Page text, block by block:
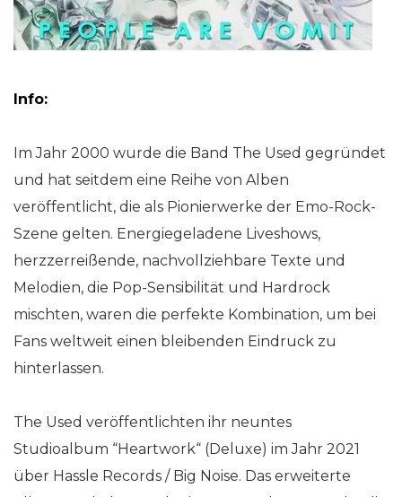
Info:
Im Jahr 2000 wurde die Band The Used gegründet
und hat seitdem eine Reihe von Alben
veröffentlicht, die als Pionierwerke der Emo-Rock-
Szene gelten. Energiegeladene Liveshows,
herzzerreißende, nachvollziehbare Texte und
Melodien, die Pop-Sensibilität und Hardrock
mischten, waren die perfekte Kombination, um bei
Fans weltweit einen bleibenden Eindruck zu
hinterlassen.
The Used veröffentlichten ihr neuntes
Studioalbum “Heartwork“ (Deluxe) im Jahr 2021
über Hassle Records / Big Noise. Das erweiterte